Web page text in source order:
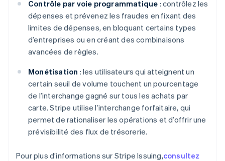
Contrôle par voie programmatique : contrôlez les
dépenses et prévenez les fraudes en fixant des
limites de dépenses, en bloquant certains types
d’entreprises ou en créant des combinaisons
avancées de règles.
Monétisation : les utilisateurs qui atteignent un
certain seuil de volume touchent un pourcentage
de l’interchange gagné sur tous les achats par
carte. Stripe utilise l’interchange forfaitaire, qui
permet de rationaliser les opérations et d’offrir une
prévisibilité des flux de trésorerie.
Pour plus d’informations sur Stripe Issuing,consultez
Chypre
English
Croatie
English Italiano
Danemark
English
English
EspañolEnglish
Estonie
English
États-Unis